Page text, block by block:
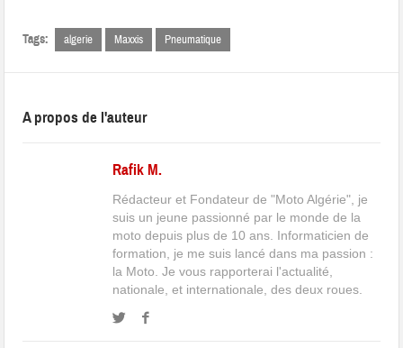
Tags: algerie Maxxis Pneumatique
A propos de l'auteur
Rafik M.
Rédacteur et Fondateur de "Moto Algérie", je
suis un jeune passionné par le monde de la
moto depuis plus de 10 ans. Informaticien de
formation, je me suis lancé dans ma passion :
la Moto. Je vous rapporterai l'actualité,
nationale, et internationale, des deux roues.